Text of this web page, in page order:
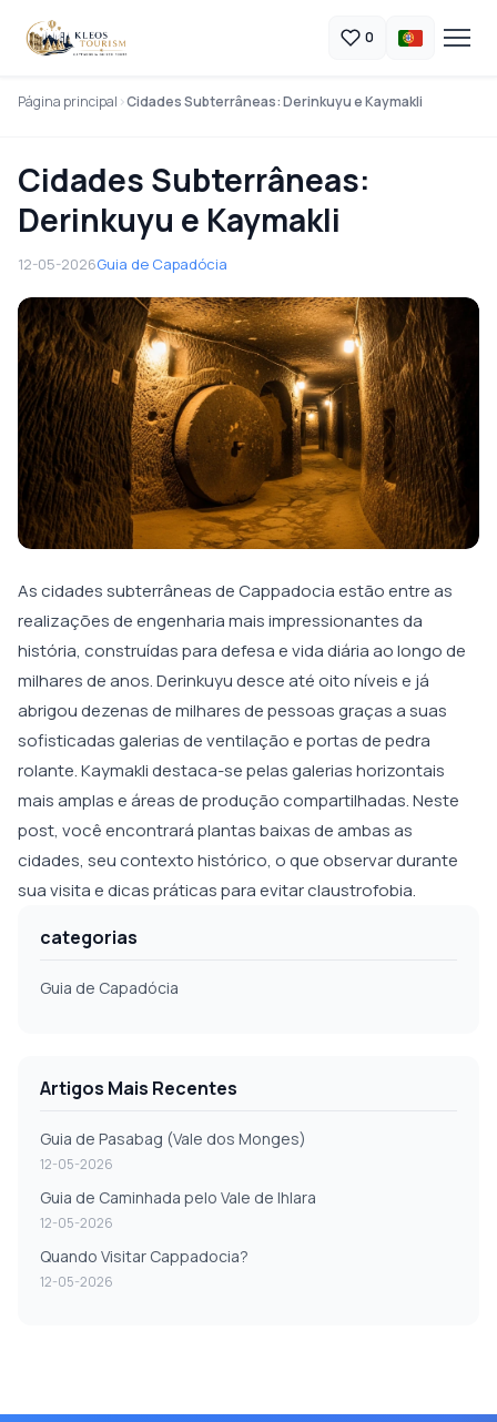
0
Página principal Cidades Subterrâneas: Derinkuyu e Kaymakli
Cidades Subterrâneas:
Derinkuyu e Kaymakli
12-05-2026Guia de Capadócia
As cidades subterrâneas de Cappadocia estão entre as
realizações de engenharia mais impressionantes da
história, construídas para defesa e vida diária ao longo de
milhares de anos. Derinkuyu desce até oito níveis e já
abrigou dezenas de milhares de pessoas graças a suas
sofisticadas galerias de ventilação e portas de pedra
rolante. Kaymakli destaca-se pelas galerias horizontais
mais amplas e áreas de produção compartilhadas. Neste
post, você encontrará plantas baixas de ambas as
cidades, seu contexto histórico, o que observar durante
sua visita e dicas práticas para evitar claustrofobia.
categorias
Guia de Capadócia
Artigos Mais Recentes
Guia de Pasabag (Vale dos Monges)
12-05-2026
Guia de Caminhada pelo Vale de Ihlara
12-05-2026
Quando Visitar Cappadocia?
12-05-2026